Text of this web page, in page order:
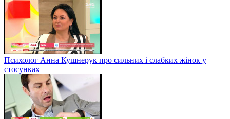
Психолог Анна Кушнерук про сильних і слабких жінок у
стосунках